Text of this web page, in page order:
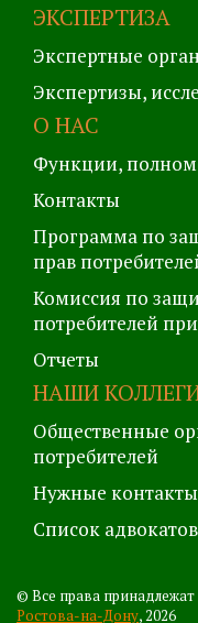
ЭКСПЕРТИЗА
Экспертные
Экспертизы,
О НАС
Функции,
Контакты
Программа по
прав
Комиссия по
потребителей
Отчеты
НАШИ
Общественные
потребителей
Нужные контакты
Список адвокатов
© Все права принадлежат
Ростова-на-Дону, 2026